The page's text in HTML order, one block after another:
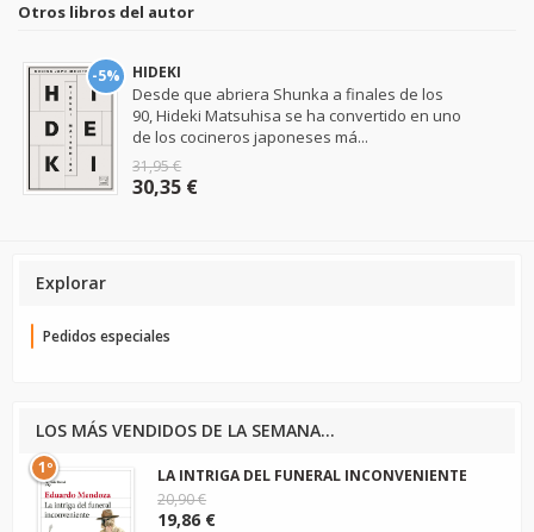
Otros libros del autor
-5% HIDEKI
Desde que abriera Shunka a finales de los
90, Hideki Matsuhisa se ha convertido en uno
de los cocineros japoneses má...
31,95 €
30,35 €
Explorar
Pedidos especiales
LOS MÁS VENDIDOS DE LA SEMANA...
1º
LA INTRIGA DEL FUNERAL INCONVENIENTE
20,90 €
19,86 €